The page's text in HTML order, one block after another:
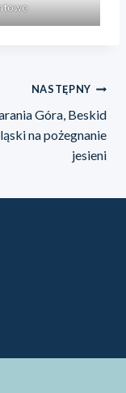
NASTĘPNY
Góra, Beskid
na pożegnanie
jesieni